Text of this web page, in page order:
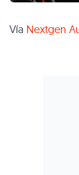
Vía Nextgen